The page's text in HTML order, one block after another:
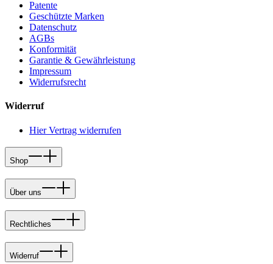
Patente
Geschützte Marken
Datenschutz
AGBs
Konformität
Garantie & Gewährleistung
Impressum
Widerrufsrecht
Widerruf
Hier Vertrag widerrufen
Shop
Über uns
Rechtliches
Widerruf